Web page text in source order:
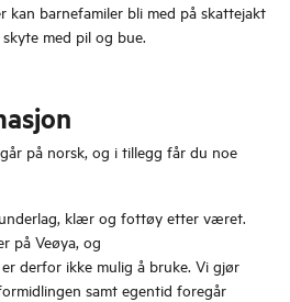
kan barnefamiler bli med på skattejakt
med pil og bue.
på norsk, og i tillegg får du noe
klær og fottøy etter været.
på Veøya, og
derfor ikke mulig å bruke. Vi gjør
samt egentid foregår